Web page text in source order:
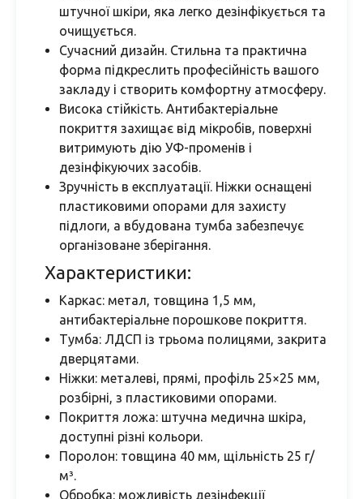
штучної шкіри, яка легко дезінфікується та
очищується.
Сучасний дизайн. Стильна та практична
форма підкреслить професійність вашого
закладу і створить комфортну атмосферу.
Висока стійкість. Антибактеріальне
покриття захищає від мікробів, поверхні
витримують дію УФ-променів і
дезінфікуючих засобів.
Зручність в експлуатації. Ніжки оснащені
пластиковими опорами для захисту
підлоги, а вбудована тумба забезпечує
організоване зберігання.
Характеристики:
Каркас: метал, товщина 1,5 мм,
антибактеріальне порошкове покриття.
Тумба: ЛДСП із трьома полицями, закрита
дверцятами.
Ніжки: металеві, прямі, профіль 25×25 мм,
розбірні, з пластиковими опорами.
Покриття ложа: штучна медична шкіра,
доступні різні кольори.
Поролон: товщина 40 мм, щільність 25 г/
м³.
Обробка: можливість дезінфекції